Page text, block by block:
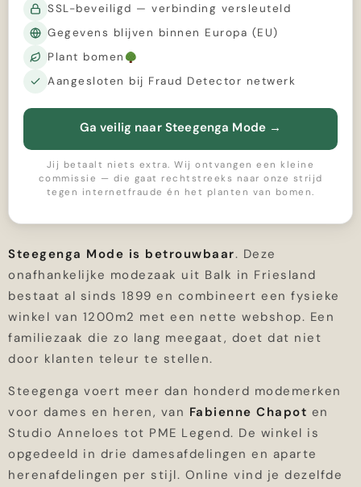
SSL-beveiligd — verbinding versleuteld
Gegevens blijven binnen Europa (EU)
Plant bomen
Aangesloten bij Fraud Detector netwerk
Ga veilig naar Steegenga Mode →
Jij betaalt niets extra. Wij ontvangen een kleine
commissie — die gaat rechtstreeks naar onze strijd
tegen internetfraude én het planten van bomen.
Steegenga Mode is betrouwbaar. Deze
onafhankelijke modezaak uit Balk in Friesland
bestaat al sinds 1899 en combineert een fysieke
winkel van 1200m2 met een nette webshop. Een
familiezaak die zo lang meegaat, doet dat niet
door klanten teleur te stellen.
Steegenga voert meer dan honderd modemerken
voor dames en heren, van Fabienne Chapot en
Studio Anneloes tot PME Legend. De winkel is
opgedeeld in drie damesafdelingen en aparte
herenafdelingen per stijl. Online vind je dezelfde